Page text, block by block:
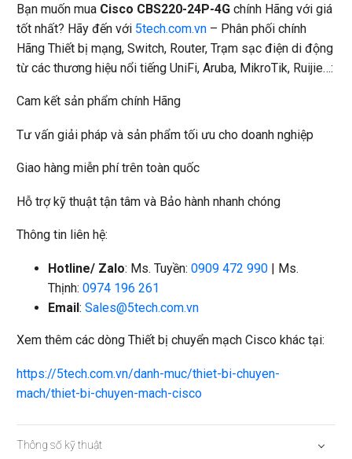
Bạn muốn mua Cisco CBS220-24P-4G chính Hãng với giá
tốt nhất? Hãy đến với 5tech.com.vn – Phân phối chính
Hãng Thiết bị mạng, Switch, Router, Trạm sạc điện di động
từ các thương hiệu nổi tiếng UniFi, Aruba, MikroTik, Ruijie…:
Cam kết sản phẩm chính Hãng
Tư vấn giải pháp và sản phẩm tối ưu cho doanh nghiệp
Giao hàng miễn phí trên toàn quốc
Hỗ trợ kỹ thuật tận tâm và Bảo hành nhanh chóng
Thông tin liên hệ:
Hotline/ Zalo: Ms. Tuyền: 0909 472 990 | Ms.
Thịnh: 0974 196 261
Email: Sales@5tech.com.vn
Xem thêm các dòng Thiết bị chuyển mạch Cisco khác tại:
https://5tech.com.vn/danh-muc/thiet-bi-chuyen-
mach/thiet-bi-chuyen-mach-cisco
Thông số kỹ thuật